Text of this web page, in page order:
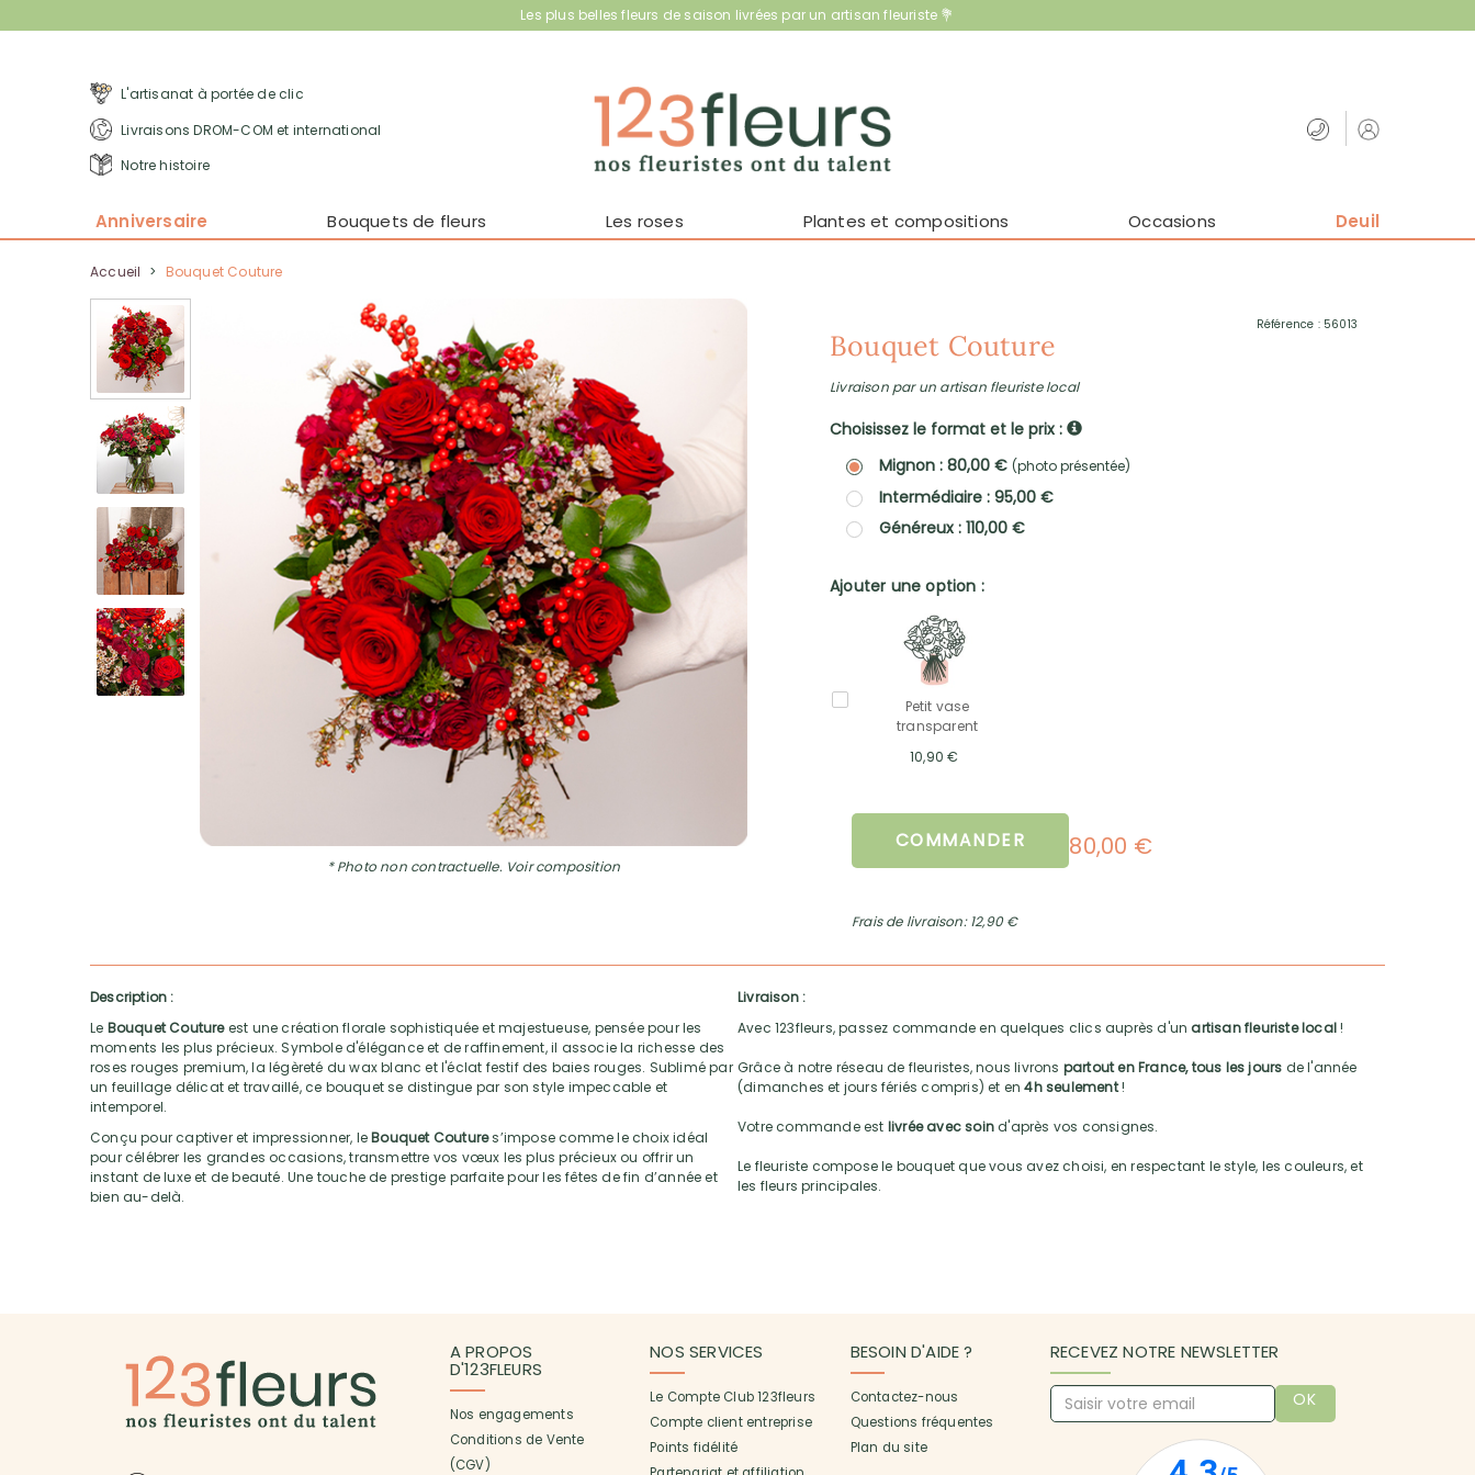
Les plus belles fleurs de saison livrées par un artisan fleuriste 💐
L'artisanat à portée de clic
Livraisons DROM-COM et international
Notre histoire
Anniversaire Bouquets de fleurs Les roses Plantes et compositions Occasions Deuil
Accueil > Bouquet Couture
* Photo non contractuelle. Voir composition
Référence : 56013
Bouquet Couture
Livraison par un artisan fleuriste local
Choisissez le format et le prix :
Mignon : 80,00 € (photo présentée)
Intermédiaire : 95,00 €
Généreux : 110,00 €
Ajouter une option :
Petit vase
transparent
10,90 €
COMMANDER 80,00 €
Frais de livraison: 12,90 €
Description :
Le Bouquet Coutureest une création florale sophistiquée et majestueuse, pensée pour les
moments les plus précieux. Symbole d'élégance et de raffinement, il associe la richesse des
roses rouges premium, la légèreté du wax blanc et l'éclat festif des baies rouges. Sublimé par
un feuillage délicat et travaillé, ce bouquet se distingue par son style impeccable et
intemporel.
Conçu pour captiver et impressionner, leBouquet Coutures’impose comme le choix idéal
pour célébrer les grandes occasions, transmettre vos vœux les plus précieux ou offrir un
instant de luxe et de beauté. Une touche de prestige parfaite pour les fêtes de fin d’année et
bien au-delà.
Livraison :
Avec 123fleurs, passez commande en quelques clics auprès d'un artisan fleuriste local!
Grâce à notre réseau de fleuristes, nous livrons partout en France, tous les jours de l'année
(dimanches et jours fériés compris) et en4h seulement!
Votre commande est livrée avec soind'après vos consignes.
Le fleuriste compose le bouquet que vous avez choisi, en respectant le style, les couleurs, et
les fleurs principales.
A PROPOS
D'123FLEURS
Nos engagements
Conditions de Vente
(CGV)
NOS SERVICES
Le Compte Club 123fleurs
Compte client entreprise
Points fidélité
BESOIN D'AIDE ?
Contactez-nous
Questions fréquentes
Plan du site
RECEVEZ NOTRE NEWSLETTER
OK